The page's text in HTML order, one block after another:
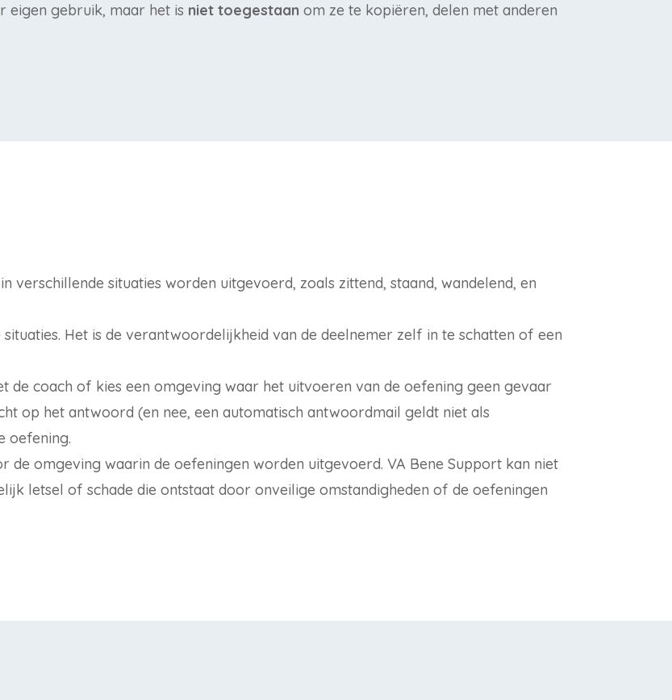
eigen gebruik, maar het is niet toegestaan om ze te kopiëren, delen met anderen
verschillende situaties worden uitgevoerd, zoals zittend, staand, wandelend, en
Het is de verantwoordelijkheid van de deelnemer zelf in te schatten of een
coach of kies een omgeving waar het uitvoeren van de oefening geen gevaar
op het antwoord (en nee, een automatisch antwoordmail geldt niet als
oefening.
omgeving waarin de oefeningen worden uitgevoerd. VA Bene Support kan niet
letsel of schade die ontstaat door onveilige omstandigheden of de oefeningen